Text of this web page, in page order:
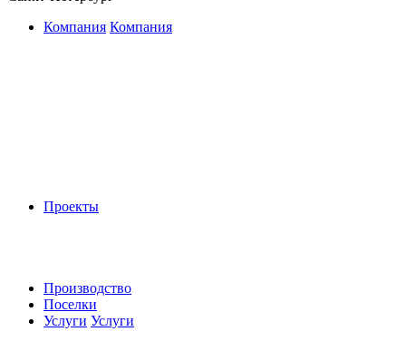
Компания Компания
Проекты
Производство
Поселки
Услуги Услуги